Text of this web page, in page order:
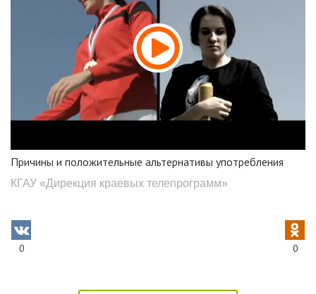
Причины и положительные альтернативы употребления
КГАУ «Дирекция краевых телепрограмм»
0 0